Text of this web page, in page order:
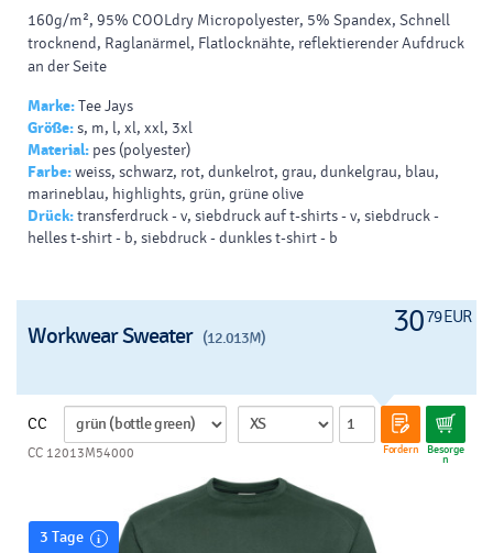
160g/m², 95% COOLdry Micropolyester, 5% Spandex, Schnell
trocknend, Raglanärmel, Flatlocknähte, reflektierender Aufdruck
an der Seite
Marke:Tee Jays
Größe:s, m, l, xl, xxl, 3xl
Material: pes (polyester)
Farbe:weiss, schwarz, rot, dunkelrot, grau, dunkelgrau, blau,
marineblau, highlights, grün, grüne olive
Drück:transferdruck - v, siebdruck auf t-shirts - v, siebdruck -
helles t-shirt - b, siebdruck - dunkles t-shirt - b
3079 EUR
Workwear Sweater (12.013M)
CC
Fordern Besorge
n
CC 12013M54000
3 Tage